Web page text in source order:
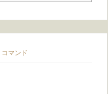
コマンド